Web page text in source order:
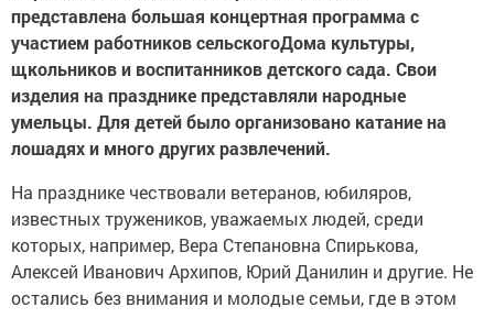
представлена большая концертная программа с
участием работников сельскогоДома культуры,
щкольников и воспитанников детского сада. Свои
изделия на празднике представляли народные
умельцы. Для детей было организовано катание на
лошадях и много других развлечений.
На празднике чествовали ветеранов, юбиляров,
известных тружеников, уважаемых людей, среди
которых, например, Вера Степановна Спирькова,
Алексей Иванович Архипов, Юрий Данилин и другие. Не
остались без внимания и молодые семьи, где в этом